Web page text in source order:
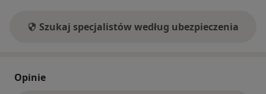
Szukaj specjalistów według ubezpieczenia
Opinie